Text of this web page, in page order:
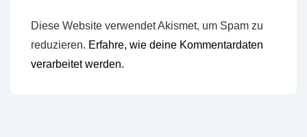
Diese Website verwendet Akismet, um Spam zu
reduzieren. Erfahre, wie deine Kommentardaten
verarbeitet werden.